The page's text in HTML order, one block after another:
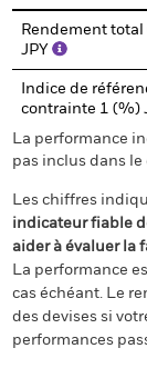
Rendement
JPY
Indice de
contrainte 1 (%)
La performance
pas inclus dans le
Les chiffres
indicateur fiable
aider à évaluer la
La performance
cas échéant. Le
des devises si
performances